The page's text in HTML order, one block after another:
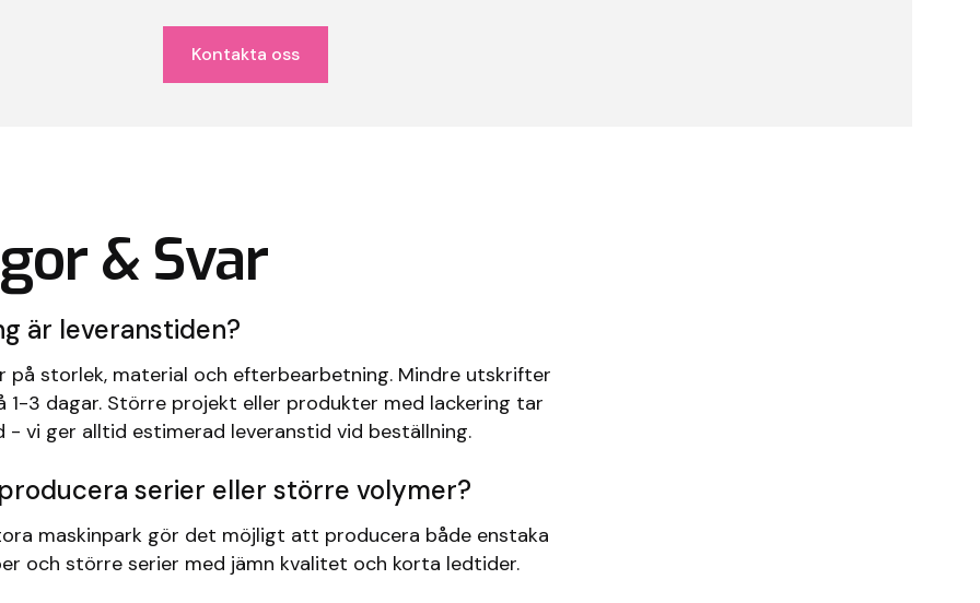
Kontakta oss
& Svar
är leveranstiden?
på storlek, material och efterbearbetning. Mindre utskrifter
1-3 dagar. Större projekt eller produkter med lackering tar
- vi ger alltid estimerad leveranstid vid beställning.
serier eller större volymer?
maskinpark gör det möjligt att producera både enstaka
och större serier med jämn kvalitet och korta ledtider.